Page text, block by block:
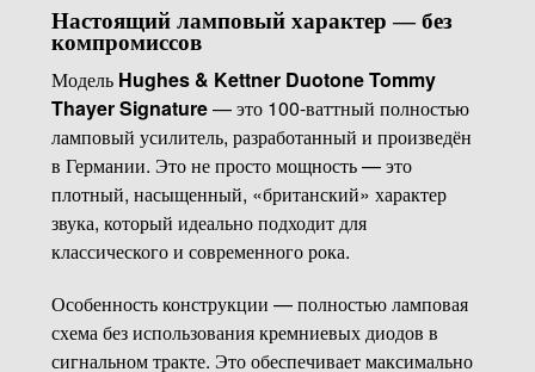
Настоящий ламповый характер — без
компромиссов
Модель Hughes & Kettner Duotone Tommy
Thayer Signature— это 100-ваттный полностью
ламповый усилитель, разработанный и произведён
в Германии. Это не просто мощность — это
плотный, насыщенный, «британский» характер
звука, который идеально подходит для
классического и современного рока.
Особенность конструкции — полностью ламповая
схема без использования кремниевых диодов в
сигнальном тракте. Это обеспечивает максимально